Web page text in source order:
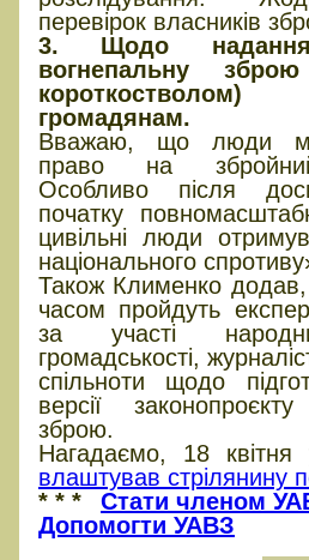
перевірок власників
3. Щодо
вогнепальну
громадянам.
Вважаю, що люди
право на
Особливо після
початку
цивільні люди
національного
Також Клименко
часом пройдуть
за участі
громадськості,
спільноти щодо
версії
зброю.
Нагадаємо, 18 квітня
влаштував стрілянину
* * *
Стати членом
Допомогти УАВЗ